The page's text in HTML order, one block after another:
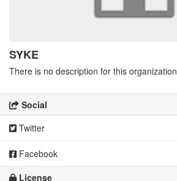
SYKE
There is no description for this organization
Social
Twitter
Facebook
License